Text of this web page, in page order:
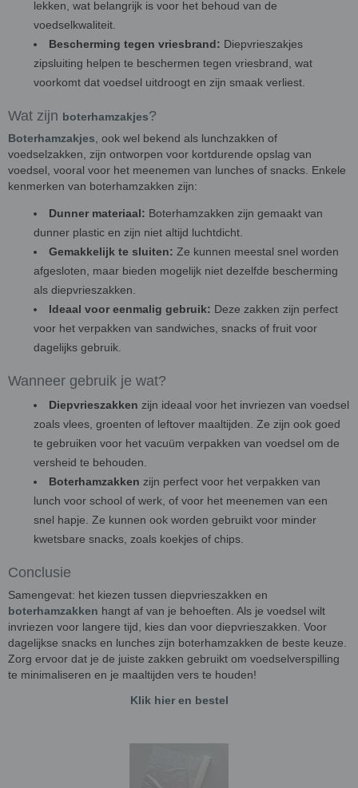
lekken, wat belangrijk is voor het behoud van de
voedselkwaliteit.
Bescherming tegen vriesbrand: Diepvrieszakjes
zipsluiting helpen te beschermen tegen vriesbrand, wat
voorkomt dat voedsel uitdroogt en zijn smaak verliest.
Wat zijn boterhamzakjes?
Boterhamzakjes , ook wel bekend als lunchzakken of
voedselzakken, zijn ontworpen voor kortdurende opslag van
voedsel, vooral voor het meenemen van lunches of snacks. Enkele
kenmerken van boterhamzakken zijn:
Dunner materiaal: Boterhamzakken zijn gemaakt van
dunner plastic en zijn niet altijd luchtdicht.
Gemakkelijk te sluiten: Ze kunnen meestal snel worden
afgesloten, maar bieden mogelijk niet dezelfde bescherming
als diepvrieszakken.
Ideaal voor eenmalig gebruik: Deze zakken zijn perfect
voor het verpakken van sandwiches, snacks of fruit voor
dagelijks gebruik.
Wanneer gebruik je wat?
Diepvrieszakken zijn ideaal voor het invriezen van voedsel
zoals vlees, groenten of leftover maaltijden. Ze zijn ook goed
te gebruiken voor het vacuüm verpakken van voedsel om de
versheid te behouden.
Boterhamzakken zijn perfect voor het verpakken van
lunch voor school of werk, of voor het meenemen van een
snel hapje. Ze kunnen ook worden gebruikt voor minder
kwetsbare snacks, zoals koekjes of chips.
Conclusie
Samengevat: het kiezen tussen diepvrieszakken en
boterhamzakken hangt af van je behoeften. Als je voedsel wilt
invriezen voor langere tijd, kies dan voor diepvrieszakken. Voor
dagelijkse snacks en lunches zijn boterhamzakken de beste keuze.
Zorg ervoor dat je de juiste zakken gebruikt om voedselverspilling
te minimaliseren en je maaltijden vers te houden!
Klik hier en bestel